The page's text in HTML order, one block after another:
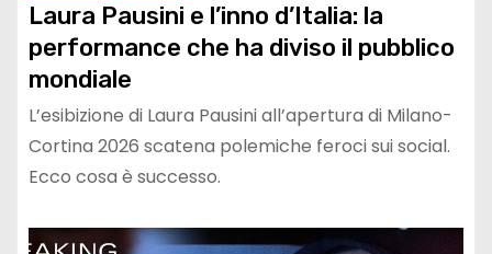
Laura Pausini e l’inno d’Italia: la
performance che ha diviso il pubblico
mondiale
L’esibizione di Laura Pausini all’apertura di Milano-
Cortina 2026 scatena polemiche feroci sui social.
Ecco cosa è successo.